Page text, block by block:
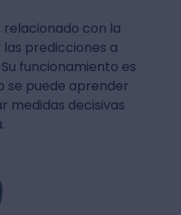
con la
predicciones a
funcionamiento es
se puede aprender
medidas decisivas